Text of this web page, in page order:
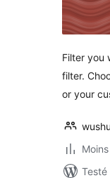
Filter you
filter.
or your